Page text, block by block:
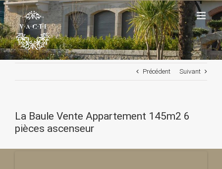
Passer
au
contenu
Précédent Suivant
La Baule Vente Appartement 145m2 6
pièces ascenseur